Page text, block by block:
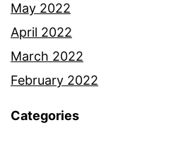
May 2022
April 2022
March 2022
February 2022
Categories